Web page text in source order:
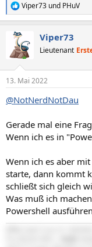
R
e
k
i
e
:
Viper73 und PHuV
Viper73
Lieutenant
13. Mai 2022
@NotNerdNotDau
Gerade mal eine
Wenn ich es in
Wenn ich es aber
starte, dann kommt
schließt sich gleich
Was muß ich
Powershell